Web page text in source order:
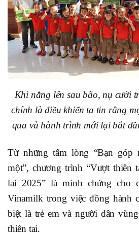
Khi nắng lên sau bão, nụ cười
chính là điều khiến ta tin rằng
qua và hành trình mới lại bắt
Từ những tấm lòng “Bạn góp
một”, chương trình “Vượt thiên
lai 2025” là minh chứng cho
Vinamilk trong việc đồng hành
biệt là trẻ em và người dân
thiên tai.